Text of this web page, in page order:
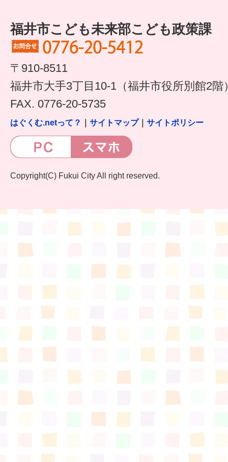
福井市こども未来部こども政策課
〒910-8511
福井市大手3丁目10-1（福井市役所別館2階
FAX. 0776-20-5735
はぐくむ.netって？ サイトマップ｜ サイトポリシー
Copyright(C) Fukui City All right reserved.